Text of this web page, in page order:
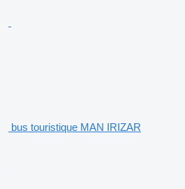
bus touristique MAN IRIZAR